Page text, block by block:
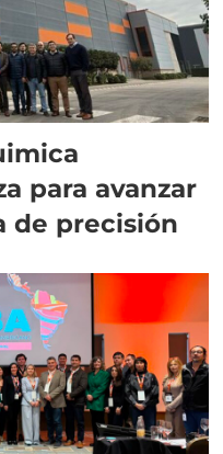
para avanzar
de precisión